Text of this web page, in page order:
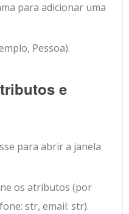
para adicionar uma
Pessoa).
e
para abrir a janela
os atributos (por
str,email: str).